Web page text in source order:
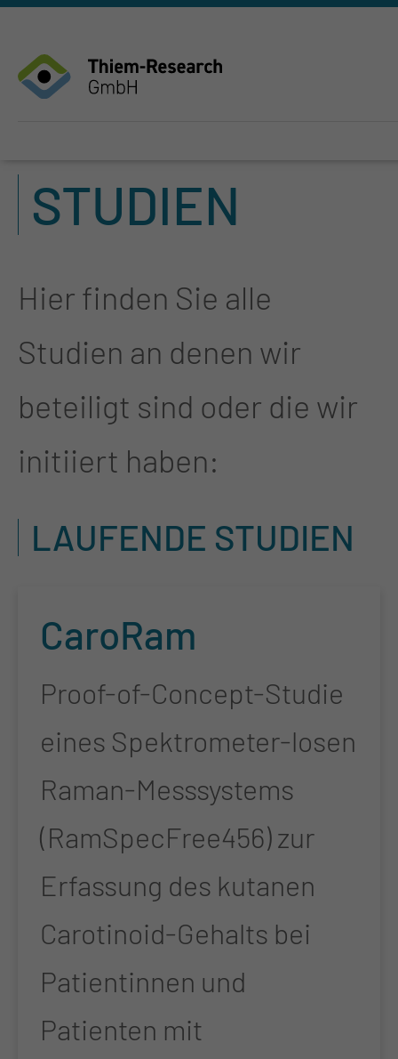
STUDIEN
Hier finden Sie alle
Studien an denen wir
beteiligt sind oder die wir
initiiert haben:
LAUFENDE STUDIEN
Car­oRam
Proof-of-Concept-Studie
eines Spektrometer-losen
Raman-Messsystems
(RamSpecFree456) zur
Erfassung des kutanen
Carotinoid-Gehalts bei
Patientinnen und
Patienten mit